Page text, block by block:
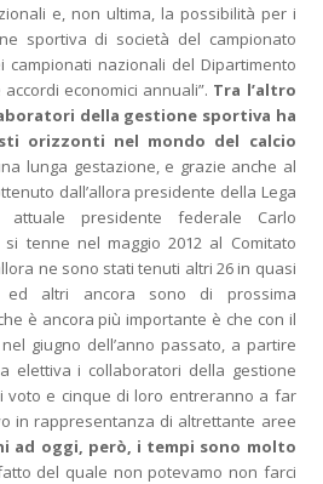
e, non ultima, la possibilità per i
sportiva di società del campionato
nazionali del Dipartimento
economici annuali”. Tra l’altro
della gestione sportiva ha
orizzonti nel mondo del calcio
lunga gestazione, e grazie anche al
dall’allora presidente della Lega
attuale presidente federale Carlo
tenne nel maggio 2012 al Comitato
ne sono stati tenuti altri 26 in quasi
ed altri ancora sono di prossima
è ancora più importante è che con il
giugno dell’anno passato, a partire
elettiva i collaboratori della gestione
voto e cinque di loro entreranno a far
in rappresentanza di altrettante aree
ad oggi, però, i tempi sono molto
del quale non potevamo non farci